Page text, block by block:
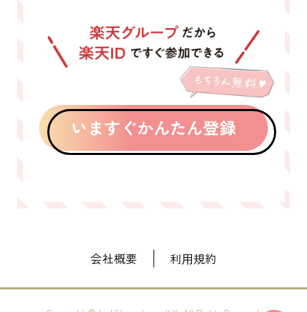
いますぐかんたん登録
会社概要 利⽤規約